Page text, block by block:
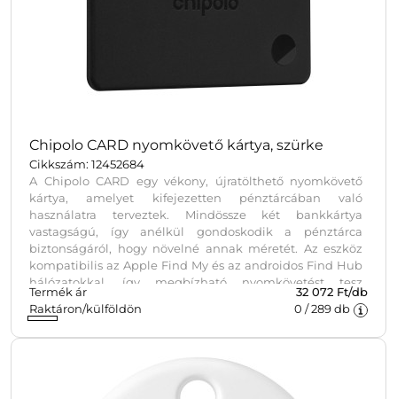
Chipolo CARD nyomkövető kártya, szürke
Cikkszám: 12452684
A Chipolo CARD egy vékony, újratölthető nyomkövető
kártya, amelyet kifejezetten pénztárcában való
használatra terveztek. Mindössze két bankkártya
vastagságú, így anélkül gondoskodik a pénztárca
biztonságáról, hogy növelné annak méretét. Az eszköz
kompatibilis az Apple Find My és az androidos Find Hub
hálózatokkal, így megbízható nyomkövetést tesz
lehetővé a különböző készülékeken. A kártya vezeték
nélkül újratölthető, emellett vízálló és porálló kivitelű,
Termék ár
32 072 Ft/db
Raktáron/külföldön
0 /289db